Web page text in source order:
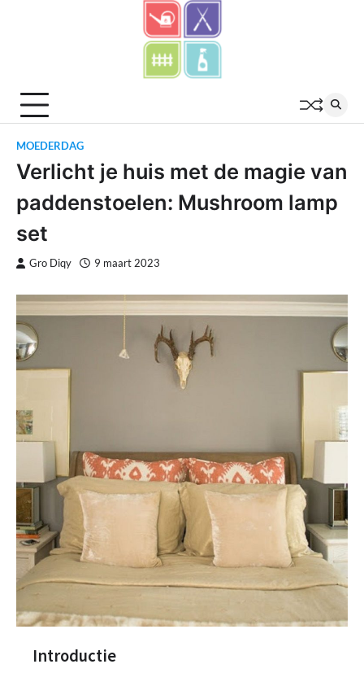
MOEDERDAG
Verlicht je huis met de magie van
paddenstoelen: Mushroom lamp
set
Gro Diqy 9 maart 2023
Introductie